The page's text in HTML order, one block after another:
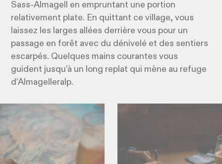
Sass-Almagell en empruntant une portion
relativement plate. En quittant ce village, vous
laissez les larges allées derrière vous pour un
passage en forêt avec du dénivelé et des sentiers
escarpés. Quelques mains courantes vous
guident jusqu’à un long replat qui mène au refuge
d’Almagelleralp.